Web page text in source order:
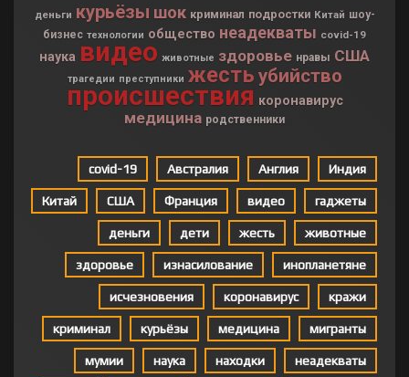
деньги курьёзы шок криминал подростки Китай шоу-
бизнес технологии общество неадекваты covid-19
наука видео животные здоровье нравы США
трагедии преступники жесть убийство
происшествия коронавирус
медицина родственники
covid-19 Австралия Англия Индия
Китай США Франция видео гаджеты
деньги дети жесть животные
здоровье изнасилование инопланетяне
исчезновения коронавирус кражи
криминал курьёзы медицина мигранты
мумии наука находки неадекваты